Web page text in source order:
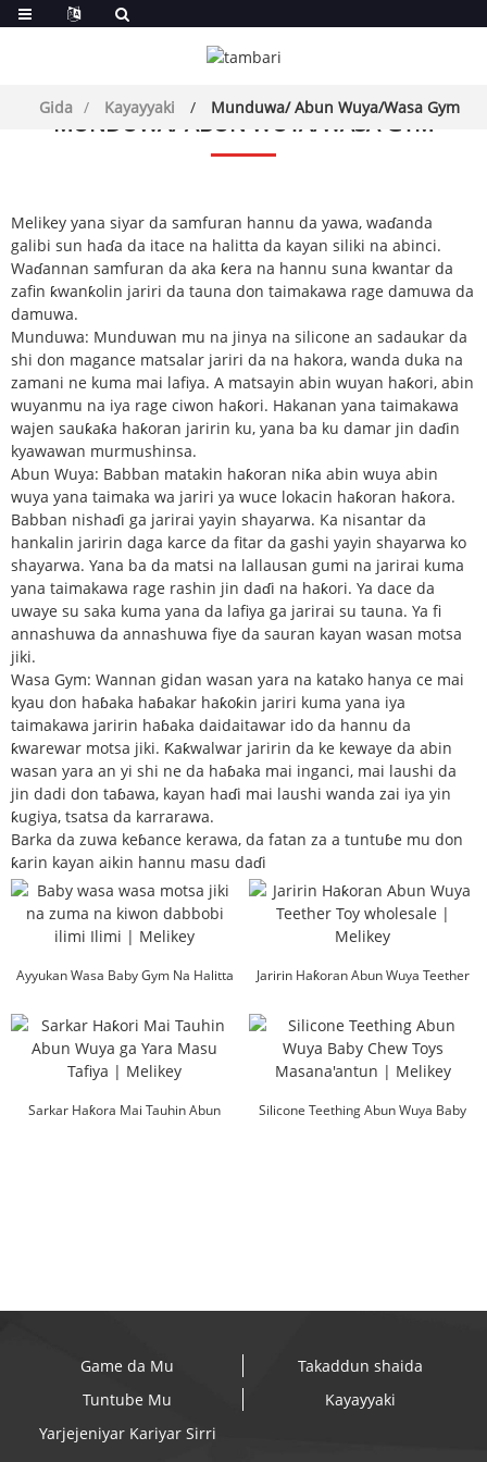
Gida Kayayyaki Munduwa/ Abun Wuya/Wasa Gym
MUNDUWA/ ABUN WUYA/WASA GYM
Melikey yana siyar da samfuran hannu da yawa, waɗanda
galibi sun haɗa da itace na halitta da kayan siliki na abinci.
Waɗannan samfuran da aka ƙera na hannu suna kwantar da
zafin ƙwanƙolin jariri da tauna don taimakawa rage damuwa da
damuwa.
Munduwa: Munduwan mu na jinya na silicone an sadaukar da
shi don magance matsalar jariri da na hakora, wanda duka na
zamani ne kuma mai lafiya. A matsayin abin wuyan haƙori, abin
wuyanmu na iya rage ciwon haƙori. Hakanan yana taimakawa
wajen sauƙaƙa haƙoran jaririn ku, yana ba ku damar jin daɗin
kyawawan murmushinsa.
Abun Wuya: Babban matakin haƙoran niƙa abin wuya abin
wuya yana taimaka wa jariri ya wuce lokacin haƙoran haƙora.
Babban nishaɗi ga jarirai yayin shayarwa. Ka nisantar da
hankalin jaririn daga karce da fitar da gashi yayin shayarwa ko
shayarwa. Yana ba da matsi na lallausan gumi na jarirai kuma
yana taimakawa rage rashin jin daɗi na haƙori. Ya dace da
uwaye su saka kuma yana da lafiya ga jarirai su tauna. Ya fi
annashuwa da annashuwa fiye da sauran kayan wasan motsa
jiki.
Wasa Gym: Wannan gidan wasan yara na katako hanya ce mai
kyau don haɓaka haɓakar haƙoƙin jariri kuma yana iya
taimakawa jaririn haɓaka daidaitawar ido da hannu da
ƙwarewar motsa jiki. Ƙaƙwalwar jaririn da ke kewaye da abin
wasan yara an yi shi ne da haɓaka mai inganci, mai laushi da
jin dadi don taɓawa, kayan haɗi mai laushi wanda zai iya yin
ƙugiya, tsatsa da karrarawa.
Barka da zuwa keɓance kerawa, da fatan za a tuntuɓe mu don
ƙarin kayan aikin hannu masu daɗi
Ayyukan Wasa Baby Gym Na Halitta
Jaririn Haƙoran Abun Wuya Teether
Sarkar Haƙora Mai Tauhin Abun
Silicone Teething Abun Wuya Baby
Game da Mu
Takaddun shaida
Tuntube Mu
Kayayyaki
Yarjejeniyar Kariyar Sirri